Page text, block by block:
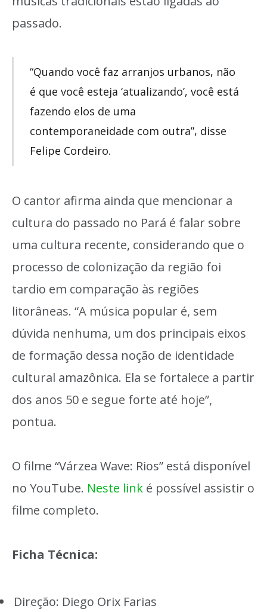
passado.
“Quando você faz arranjos urbanos, não
é que você esteja ‘atualizando’, você está
fazendo elos de uma
contemporaneidade com outra”, disse
Felipe Cordeiro.
O cantor afirma ainda que mencionar a
cultura do passado no Pará é falar sobre
uma cultura recente, considerando que o
processo de colonização da região foi
tardio em comparação às regiões
litorâneas. “A música popular é, sem
dúvida nenhuma, um dos principais eixos
de formação dessa noção de identidade
cultural amazônica. Ela se fortalece a partir
dos anos 50 e segue forte até hoje”,
pontua.
O filme “Várzea Wave: Rios” está disponível
no YouTube. Neste link é possível assistir o
filme completo.
Ficha Técnica:
Direção: Diego Orix Farias